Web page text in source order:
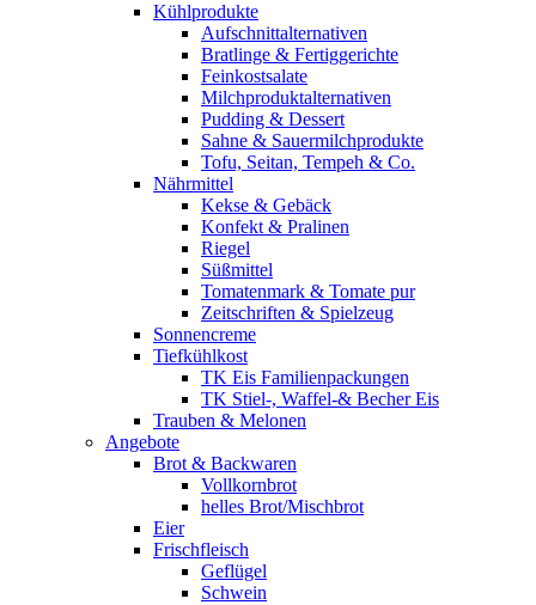
Kühlprodukte
Aufschnittalternativen
Bratlinge & Fertiggerichte
Feinkostsalate
Milchproduktalternativen
Pudding & Dessert
Sahne & Sauermilchprodukte
Tofu, Seitan, Tempeh & Co.
Nährmittel
Kekse & Gebäck
Konfekt & Pralinen
Riegel
Süßmittel
Tomatenmark & Tomate pur
Zeitschriften & Spielzeug
Sonnencreme
Tiefkühlkost
TK Eis Familienpackungen
TK Stiel-, Waffel-& Becher Eis
Trauben & Melonen
Angebote
Brot & Backwaren
Vollkornbrot
helles Brot/Mischbrot
Eier
Frischfleisch
Geflügel
Schwein